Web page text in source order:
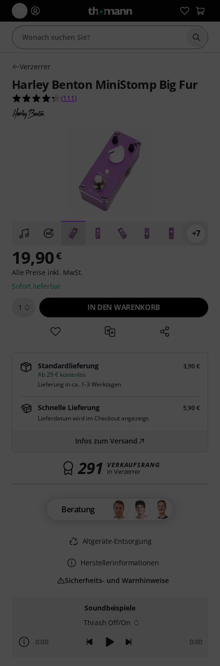
Suche
Verzerrer
Harley Benton MiniStomp Big Fur
4.3 von 5 Sternen aus 111 Kundenbewertungen
(111 )
+7
Soundbeispiele
Thrash Off/On
0:00 0:00
19,90€
Alle Preise inkl. MwSt.
Sofort lieferbar
1 IN DEN WARENKORB
Standardlieferung
3,90 €
Ab 29 € kostenlos
Lieferung in ca. 1-3 Werktagen
Schnelle Lieferung
5,90 €
Lieferdatum wird im Checkout angezeigt.
Infos zum Versand
291 VERKAUFSRANG
in Verzerrer
Beratung
Altgeräte-Entsorgung
Herstellerinformationen
Sicherheits- und Warnhinweise